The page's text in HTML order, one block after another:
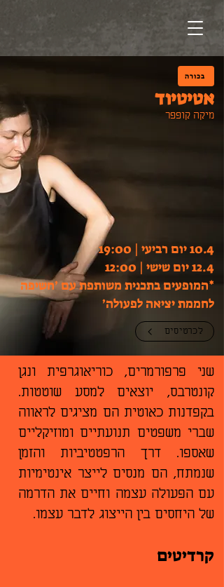
בכורה
אטיטיוד
מיקה קופפר
10.4 יום רביעי | 19:00
12.4 יום שישי | 12:00
*המופעים בתכנית משותפת עם ׳חשיפה
לחממת יציאה לפעולה׳
לכרטיסים
שני פרפורמרים, כוריאוגרפית ונגן
קונטרבס, יוצאים למסע שוטטות.
בקפדנות כאוטית הם מציגים לראווה
שברי משפטים תנועתיים ומוזיקליים
שאספו. דרך הרפטטיביות והזמן
שנמתח, הם מנסים לייצר אינטימיות
עם הפעולה עצמה וחיים את הדרמה
של היחסים בין הייצוג לדבר עצמו.
קרדיטים